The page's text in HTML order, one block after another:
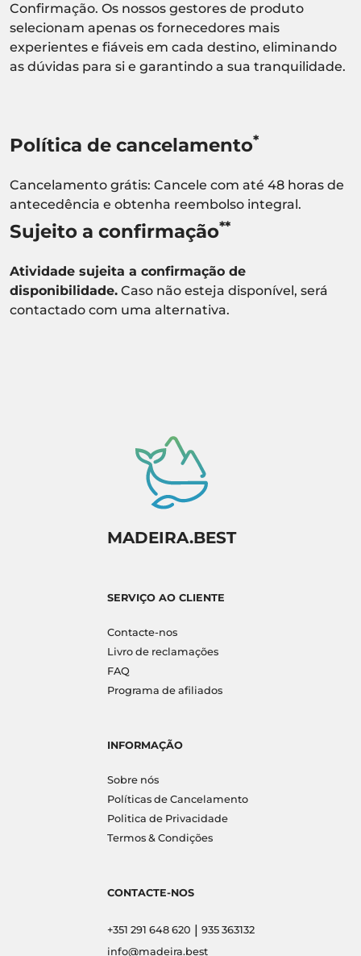
Confirmação. Os nossos gestores de produto
selecionam apenas os fornecedores mais
experientes e fiáveis em cada destino, eliminando
as dúvidas para si e garantindo a sua tranquilidade.
Política de cancelamento*
Cancelamento grátis: Cancele com até 48 horas de
antecedência e obtenha reembolso integral.
Sujeito a confirmação**
Atividade sujeita a confirmação de
disponibilidade. Caso não esteja disponível, será
contactado com uma alternativa.
MADEIRA.BEST
SERVIÇO AO CLIENTE
Contacte-nos
Livro de reclamações
FAQ
Programa de afiliados
INFORMAÇÃO
Sobre nós
Políticas de Cancelamento
Politica de Privacidade
Termos & Condições
CONTACTE-NOS
+351 291 648 620 | 935 363132
info@madeira.best